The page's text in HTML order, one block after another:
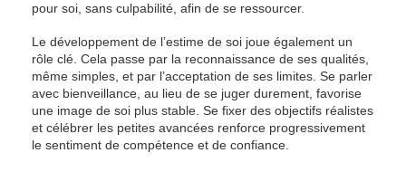
pour soi, sans culpabilité, afin de se ressourcer.
Le développement de l’estime de soi joue également un
rôle clé. Cela passe par la reconnaissance de ses qualités,
même simples, et par l’acceptation de ses limites. Se parler
avec bienveillance, au lieu de se juger durement, favorise
une image de soi plus stable. Se fixer des objectifs réalistes
et célébrer les petites avancées renforce progressivement
le sentiment de compétence et de confiance.